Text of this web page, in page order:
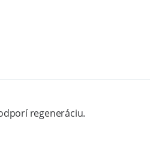
regeneráciu.